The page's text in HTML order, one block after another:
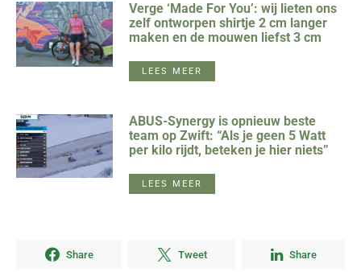
Verge ‘Made For You’: wij lieten ons
zelf ontworpen shirtje 2 cm langer
maken en de mouwen liefst 3 cm
LEES MEER
ABUS-Synergy is opnieuw beste
team op Zwift: “Als je geen 5 Watt
per kilo rijdt, beteken je hier niets”
LEES MEER
Share Tweet Share